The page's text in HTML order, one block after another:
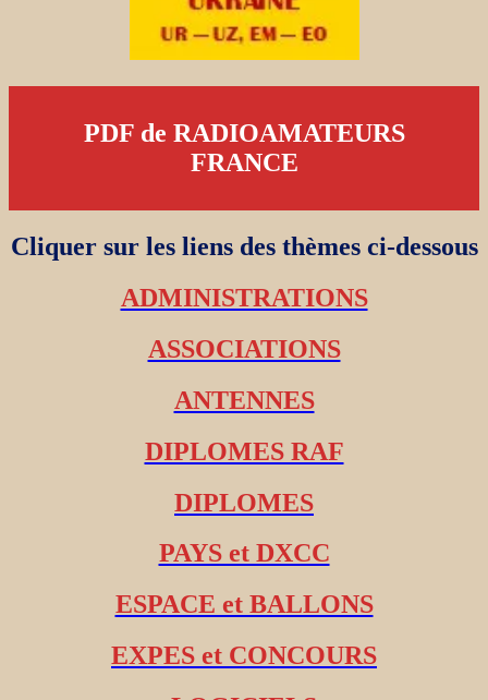
PDF de RADIOAMATEURS
FRANCE
Cliquer sur les liens des thèmes ci-dessous
ADMINISTRATIONS
ASSOCIATIONS
ANTENNES
DIPLOMES RAF
DIPLOMES
PAYS et DXCC
ESPACE et BALLONS
EXPES et CONCOURS